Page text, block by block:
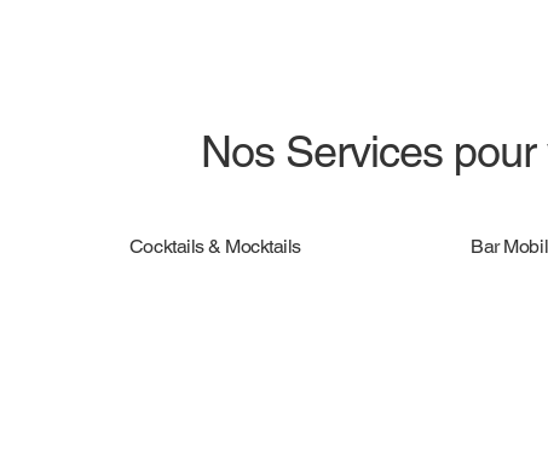
Nos Services
Cocktails & Mocktails Bar